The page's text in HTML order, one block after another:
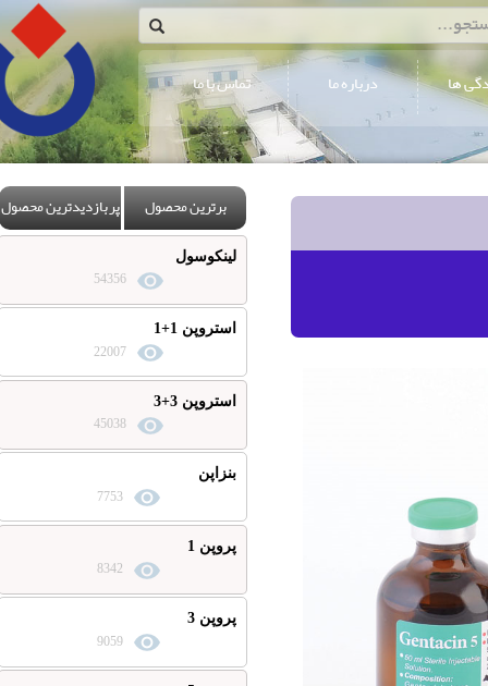
درباره ما تماس با ما
برترین محصول پربازدیدترین محصول
لینکوسول
54356
استروپن 1+1
22007
استروپن 3+3
45038
7753
8342
9059